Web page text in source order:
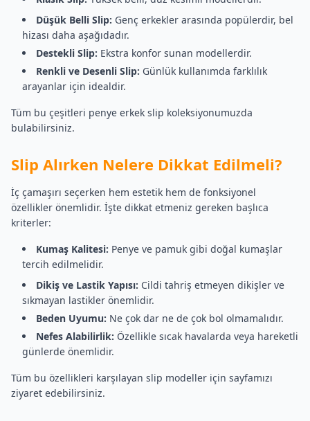
Düşük Belli Slip: Genç erkekler arasında popülerdir, bel
hizası daha aşağıdadır.
Destekli Slip: Ekstra konfor sunan modellerdir.
Renkli ve Desenli Slip: Günlük kullanımda farklılık
arayanlar için idealdir.
Tüm bu çeşitleri penye erkek slip koleksiyonumuzda
bulabilirsiniz.
Slip Alırken Nelere Dikkat Edilmeli?
İç çamaşırı seçerken hem estetik hem de fonksiyonel
özellikler önemlidir. İşte dikkat etmeniz gereken başlıca
kriterler:
Kumaş Kalitesi: Penye ve pamuk gibi doğal kumaşlar
tercih edilmelidir.
Dikiş ve Lastik Yapısı: Cildi tahriş etmeyen dikişler ve
sıkmayan lastikler önemlidir.
Beden Uyumu: Ne çok dar ne de çok bol olmamalıdır.
Nefes Alabilirlik: Özellikle sıcak havalarda veya hareketli
günlerde önemlidir.
Tüm bu özellikleri karşılayan slip modeller için sayfamızı
ziyaret edebilirsiniz.